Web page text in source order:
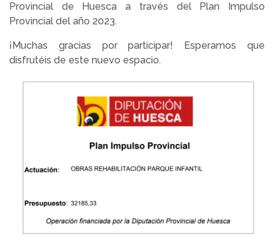
Provincial de Huesca a través del Plan Impulso
Provincial del año 2023.
¡Muchas gracias por participar! Esperamos que
disfrutéis de este nuevo espacio.